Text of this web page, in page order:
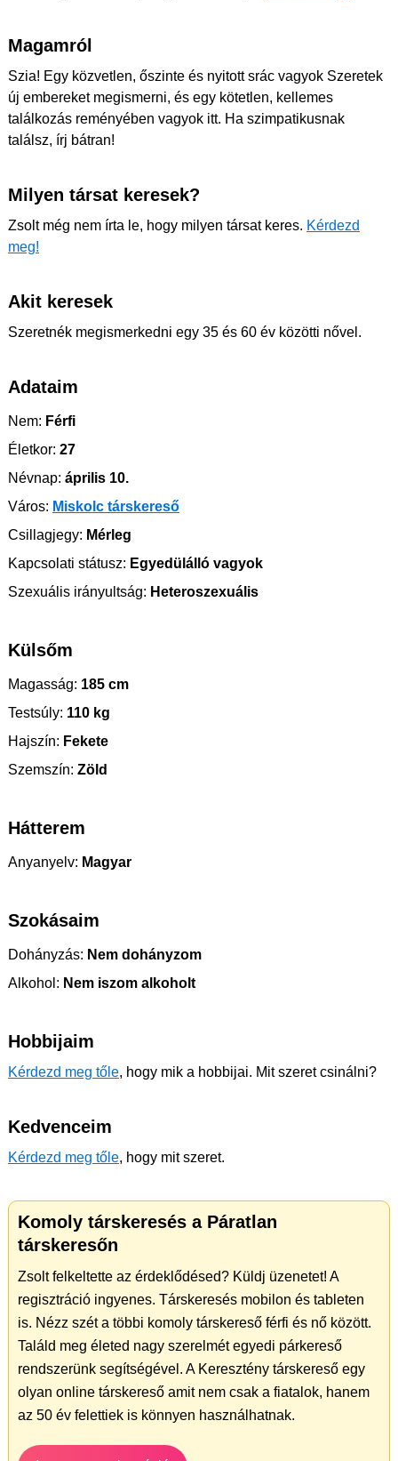
Magamról
Szia! Egy közvetlen, őszinte és nyitott srác vagyok Szeretek
új embereket megismerni, és egy kötetlen, kellemes
találkozás reményében vagyok itt. Ha szimpatikusnak
találsz, írj bátran!
Milyen társat keresek?
Zsolt még nem írta le, hogy milyen társat keres. Kérdezd
meg!
Akit keresek
Szeretnék megismerkedni egy 35 és 60 év közötti nővel.
Adataim
Nem: Férfi
Életkor: 27
Névnap: április 10.
Város: Miskolc társkereső
Csillagjegy: Mérleg
Kapcsolati státusz: Egyedülálló vagyok
Szexuális irányultság: Heteroszexuális
Külsőm
Magasság: 185 cm
Testsúly: 110 kg
Hajszín: Fekete
Szemszín: Zöld
Hátterem
Anyanyelv: Magyar
Szokásaim
Dohányzás: Nem dohányzom
Alkohol: Nem iszom alkoholt
Hobbijaim
Kérdezd meg tőle, hogy mik a hobbijai. Mit szeret csinálni?
Kedvenceim
Kérdezd meg tőle, hogy mit szeret.
Komoly társkeresés a Páratlan
társkeresőn
Zsolt felkeltette az érdeklődésed? Küldj üzenetet! A
regisztráció ingyenes. Társkeresés mobilon és tableten
is. Nézz szét a többi komoly társkereső férfi és nő között.
Találd meg életed nagy szerelmét egyedi párkereső
rendszerünk segítségével. A Keresztény társkereső egy
olyan online társkereső amit nem csak a fiatalok, hanem
az 50 év felettiek is könnyen használhatnak.